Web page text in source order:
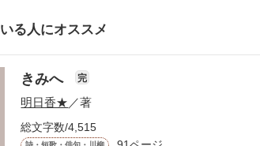
る人にオススメ
きみへ 完
明日香★ ／著
総文字数/4,515